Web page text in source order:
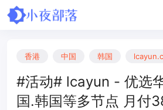
香港 中国 韩国
#活动# lcayun - 优选
国.韩国等多节点 月付